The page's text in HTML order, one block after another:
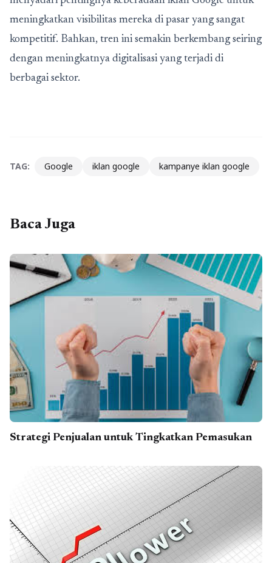
meningkatkan visibilitas mereka di pasar yang sangat
kompetitif. Bahkan, tren ini semakin berkembang seiring
dengan meningkatnya digitalisasi yang terjadi di
berbagai sektor.
TAG: Google iklan google kampanye iklan google
Baca Juga
Strategi Penjualan untuk Tingkatkan Pemasukan